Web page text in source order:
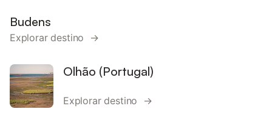
Budens
Explorar destino →
Olhão (Portugal)
Explorar destino →